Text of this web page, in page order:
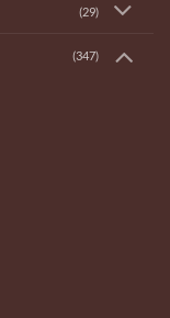
(29)
(347)